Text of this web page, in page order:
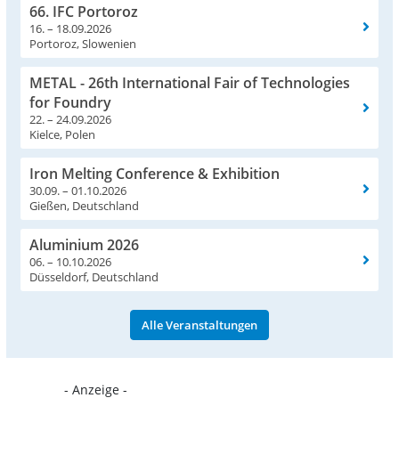
66. IFC Portoroz
16. – 18.09.2026
Portoroz, Slowenien
METAL - 26th International Fair of Technologies
for Foundry
22. – 24.09.2026
Kielce, Polen
Iron Melting Conference & Exhibition
30.09. – 01.10.2026
Gießen, Deutschland
Aluminium 2026
06. – 10.10.2026
Düsseldorf, Deutschland
Alle Veranstaltungen
- Anzeige -